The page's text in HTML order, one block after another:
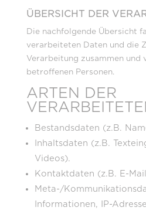
ÜBERSICHT DER
Die nachfolgende Übersicht
verarbeiteten Daten und die
Verarbeitung zusammen und
betroffenen Personen.
ARTEN DER
Bestandsdaten (z.B.
Inhaltsdaten (z.B.
Videos).
Kontaktdaten (z.B. E-
Meta-/
Informationen, IP-